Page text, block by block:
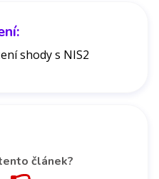
shody s NIS2
článek?